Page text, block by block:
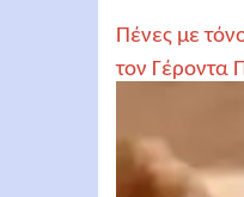
Πένες με
τον Γέροντα